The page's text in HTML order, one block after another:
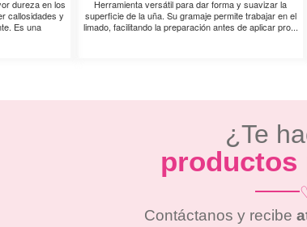
dureza en los
callosidades y
Es una
Herramienta versátil para dar forma y suavizar la
superficie de la uña. Su gramaje permite trabajar en el
limado, facilitando la preparación antes de aplicar pro...
¿Te
productos
Contáctanos y recibe